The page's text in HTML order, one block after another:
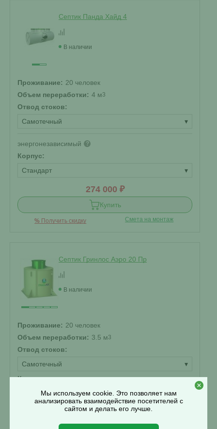
Септик Панда Хайд 4
В наличии
Проживание: 20 человек
Объем переработки: 4 м3
Отвод стоков:
Самотечный
▾
энергонезависимый ?
Корпус:
Стандарт
▾
274 000 ₽
Купить
% Получить скидку Смета на монтаж
Септик Гринлос Аэро 20 Пр
В наличии
Проживание: 20 человек
Объем переработки: 3.5 м3
Отвод стоков:
Самотечный
▾
Корпус:
Стандарт
452 900 ₽
Мы используем cookie. Это позволяет нам
анализировать взаимодействие посетителей с
сайтом и делать его лучше.